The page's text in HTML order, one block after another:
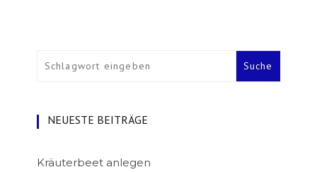
NEUESTE BEITRÄGE
Kräuterbeet anlegen